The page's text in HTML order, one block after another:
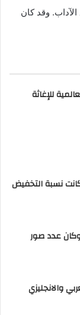
وقد كان
للإغاثة
قبل التخفيض ١٢٥٠ ريالا إذا كانت نسبة التخفيض
وكان عدد صور